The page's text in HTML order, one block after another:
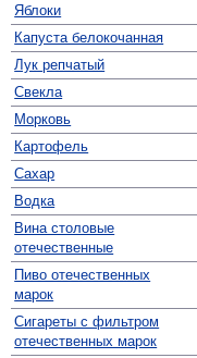
Яблоки
Капуста белокочанная
Лук репчатый
Свекла
Морковь
Картофель
Сахар
Водка
Вина столовые
отечественные
Пиво отечественных
марок
Сигареты с фильтром
отечественных марок